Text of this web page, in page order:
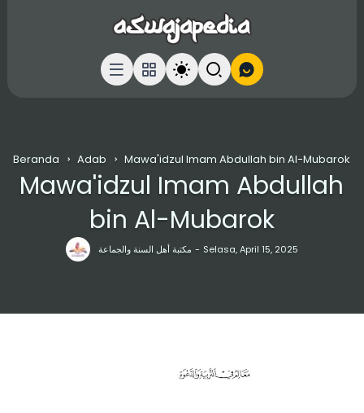
Beranda Adab Mawa'idzul Imam Abdullah bin Al-Mubarok
مكتبة أهل السنة والجماعة Selasa, April 15, 2025
Mawa'idzul Imam Abdullah
bin Al-Mubarok